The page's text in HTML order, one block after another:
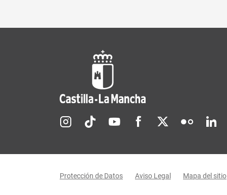
Redes sociales JCCM
Protección de Datos Aviso Legal Mapa del sitio